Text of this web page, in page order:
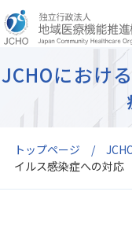
トップページ
イルス感染症への対応
JCHOにおけ